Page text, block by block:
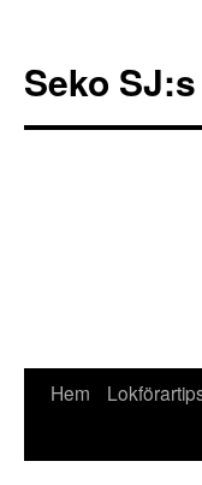
Seko
GåHem